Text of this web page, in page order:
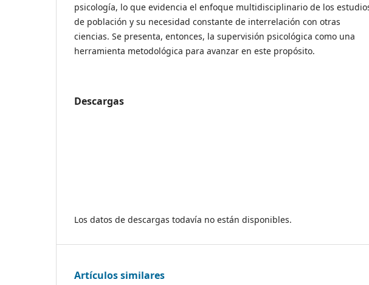
psicología, lo que evidencia el enfoque multidisciplinario de los
de población y su necesidad constante de interrelación con otras
ciencias. Se presenta, entonces, la supervisión psicológica como una
herramienta metodológica para avanzar en este propósito.
Descargas
Los datos de descargas todavía no están disponibles.
Artículos similares